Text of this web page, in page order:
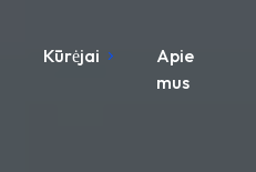
Kūrėjai
Apie
mus